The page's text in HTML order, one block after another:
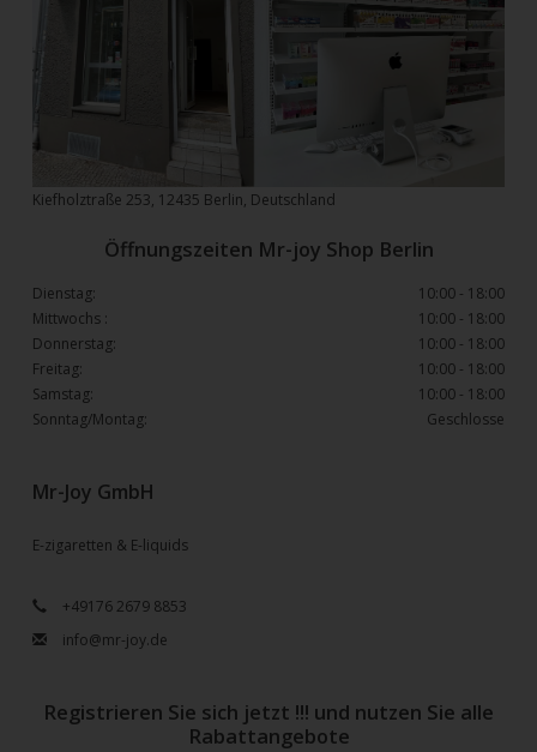
Mr-Joy GmbH
E-zigaretten & E-liquids
+49176 2679 8853
info@mr-joy.de
Kiefholztraße 253, 12435 Berlin, Deutschland
Öffnungszeiten Mr-joy Shop Berlin
Dienstag:
10:00 - 18:00
Mittwochs :
10:00 - 18:00
Donnerstag:
10:00 - 18:00
Freitag:
10:00 - 18:00
Samstag:
10:00 - 18:00
Sonntag/Montag:
Geschlosse
Registrieren Sie sich jetzt !!! und nutzen Sie alle
Rabattangebote